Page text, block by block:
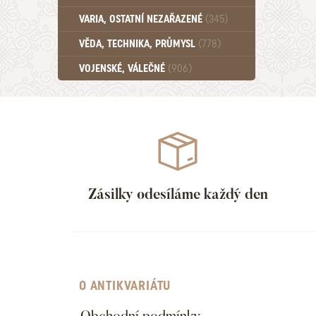
Učebnice - VŠ (259)
Učebnice - ZŠ (556)
Učebnice - Ostatní (499)
VARIA, OSTATNÍ NEZAŘAZENÉ (345)
VĚDA, TECHNIKA, PRŮMYSL (778)
VOJENSKÉ, VÁLEČNÉ (906)
Zásilky odesíláme každý den
O ANTIKVARIÁTU